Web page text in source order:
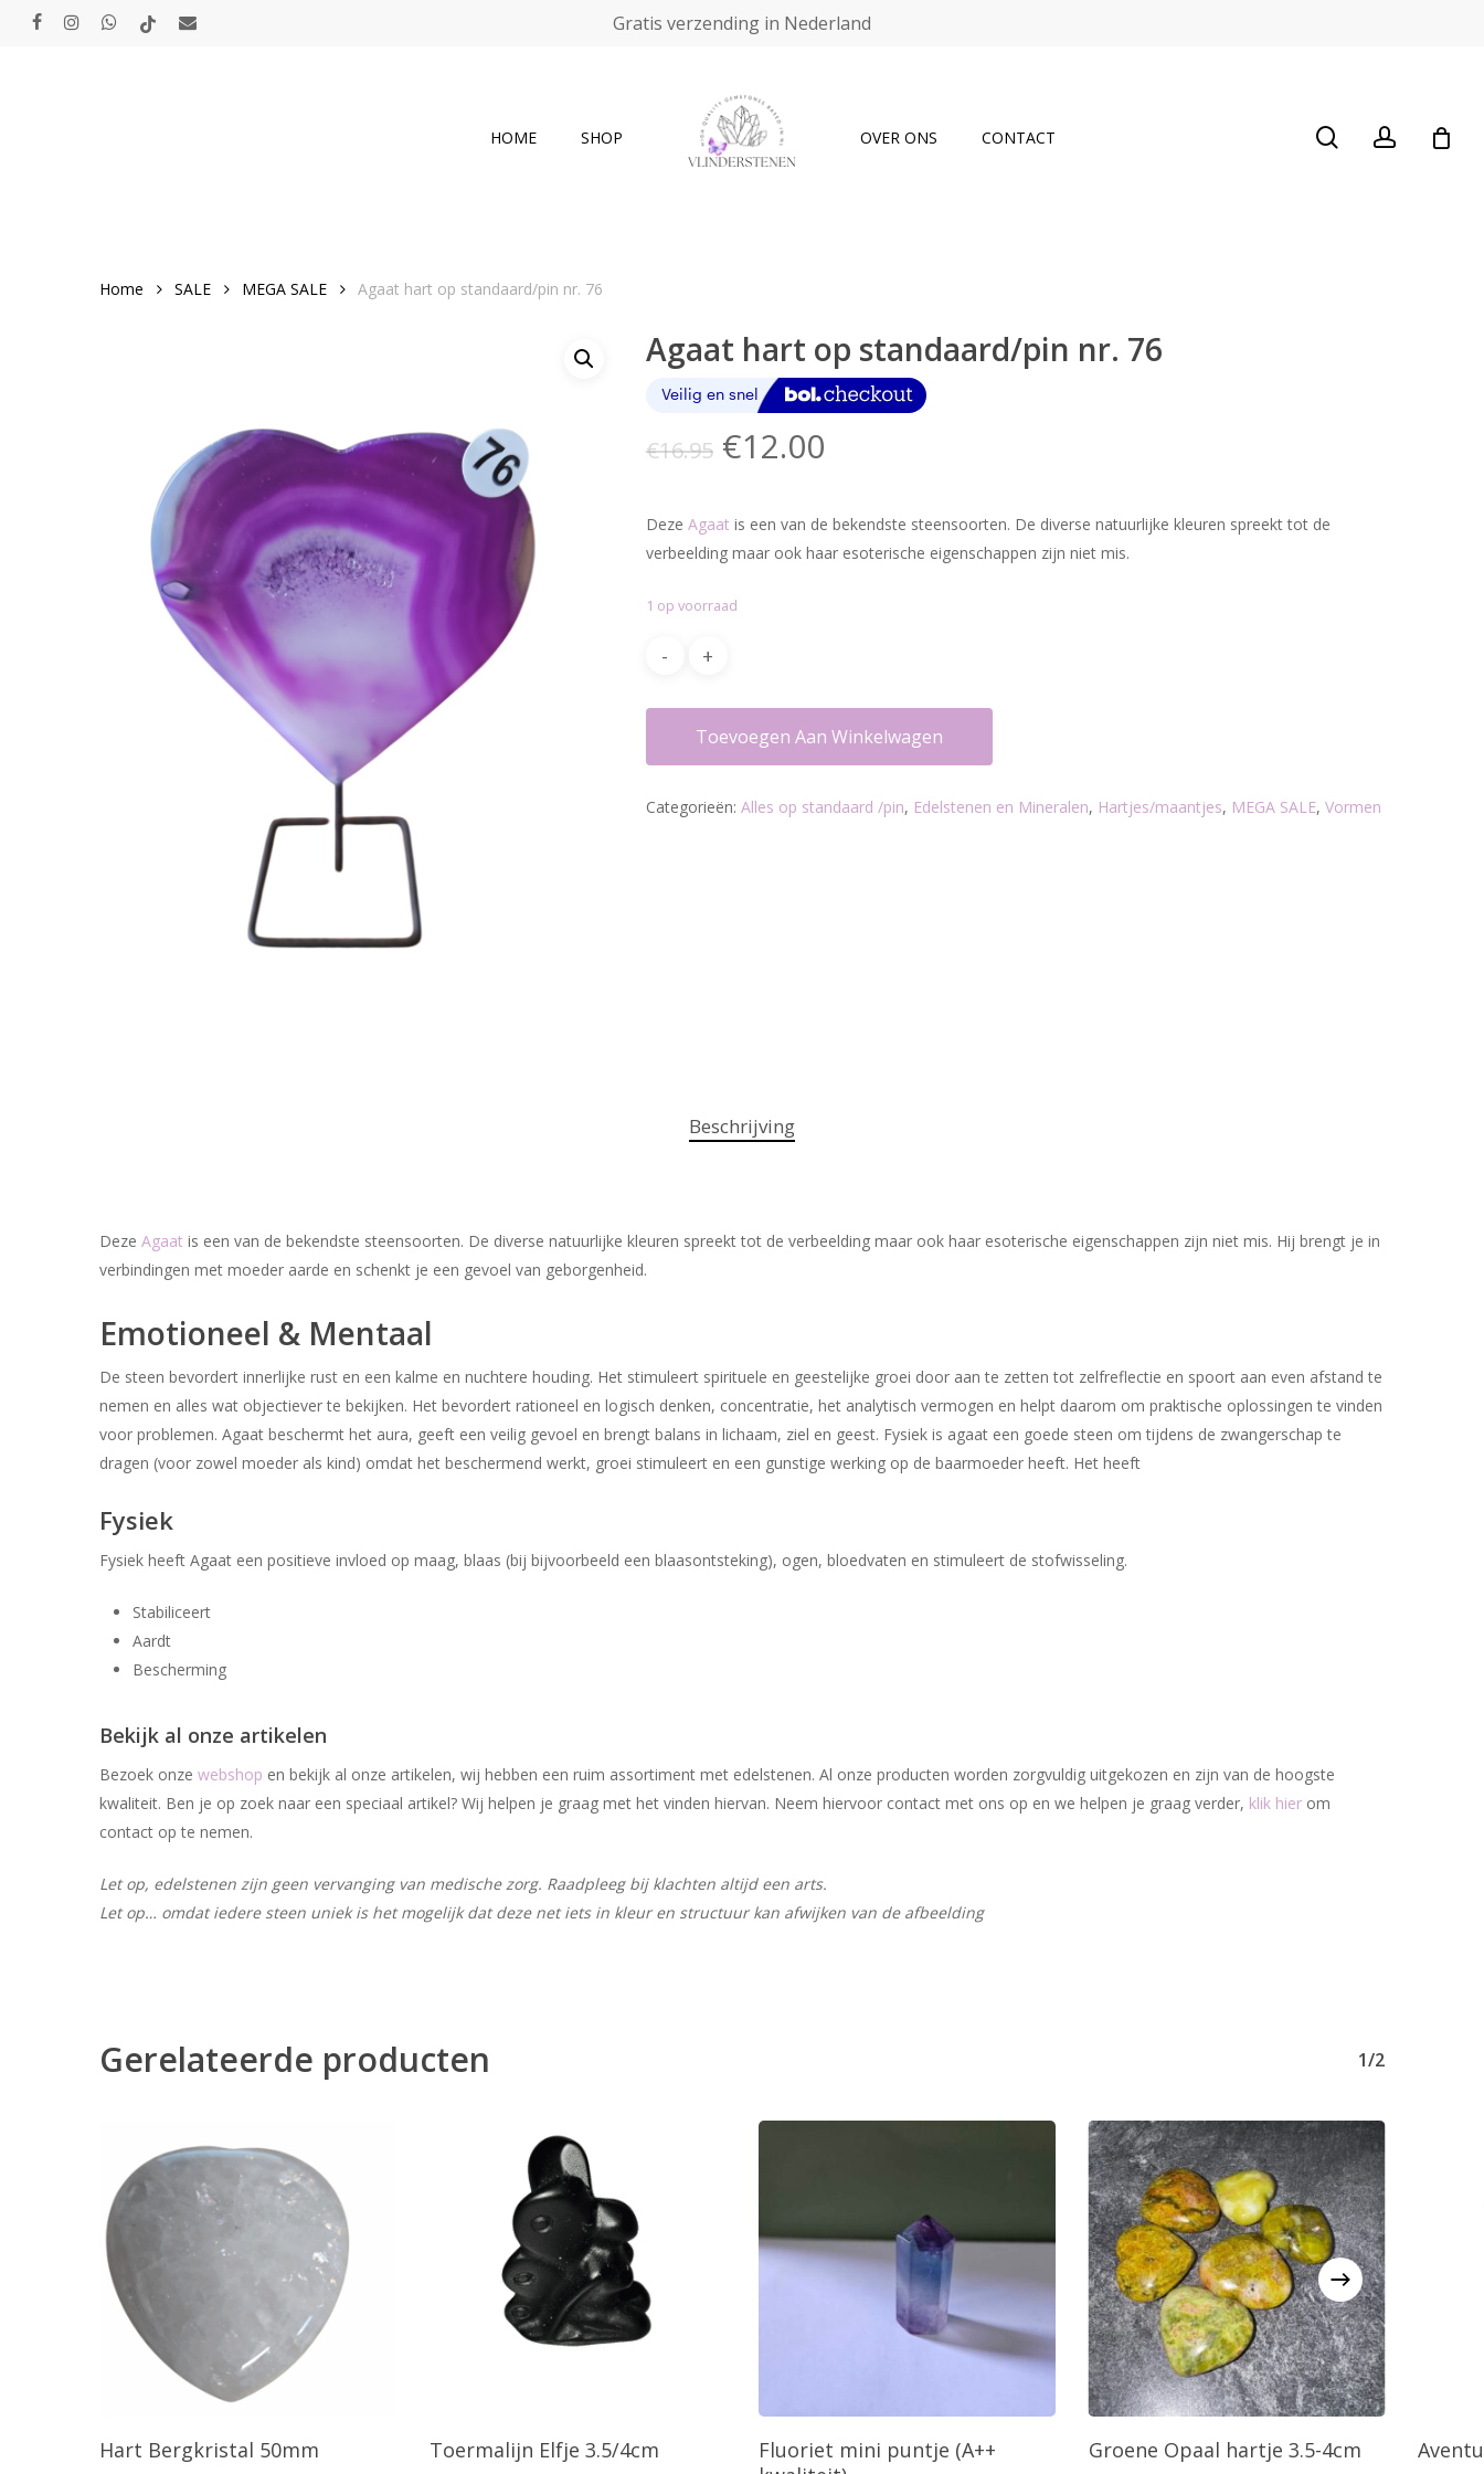
facebookinstagramwhatsapp
tiktok email Gratis verzending in Nederland
Hit enter to search or ESC to close
HOME SHOP OVER ONS CONTACT searchaccount
Home SALE MEGA SALE Agaat hart op standaard/pin nr. 76
Agaat hart op standaard/pin nr. 76
€16.95 Oorspronkelijke
was:
€16.95.
€12.00Huidige
is:
€12.00.
Deze Agaat is een van de bekendste steensoorten. De diverse natuurlijke kleuren spreekt tot de
verbeelding maar ook haar esoterische eigenschappen zijn niet mis.
1 op voorraad
Toevoegen Aan Winkelwagen
Categorieën: Alles op standaard /pin, Edelstenen en Mineralen, Hartjes/maantjes, MEGA SALE, Vormen
Beschrijving
Deze Agaat is een van de bekendste steensoorten. De diverse natuurlijke kleuren spreekt tot de verbeelding maar ook haar esoterische eigenschappen zijn niet mis. Hij brengt je in
verbindingen met moeder aarde en schenkt je een gevoel van geborgenheid.
Emotioneel & Mentaal
De steen bevordert innerlijke rust en een kalme en nuchtere houding. Het stimuleert spirituele en geestelijke groei door aan te zetten tot zelfreflectie en spoort aan even afstand te
nemen en alles wat objectiever te bekijken. Het bevordert rationeel en logisch denken, concentratie, het analytisch vermogen en helpt daarom om praktische oplossingen te vinden
voor problemen. Agaat beschermt het aura, geeft een veilig gevoel en brengt balans in lichaam, ziel en geest. Fysiek is agaat een goede steen om tijdens de zwangerschap te
dragen (voor zowel moeder als kind) omdat het beschermend werkt, groei stimuleert en een gunstige werking op de baarmoeder heeft. Het heeft
Fysiek
Fysiek heeft Agaat een positieve invloed op maag, blaas (bij bijvoorbeeld een blaasontsteking), ogen, bloedvaten en stimuleert de stofwisseling.
Stabiliceert
Aardt
Bescherming
Bekijk al onze artikelen
Bezoek onze webshop en bekijk al onze artikelen, wij hebben een ruim assortiment met edelstenen. Al onze producten worden zorgvuldig uitgekozen en zijn van de hoogste
kwaliteit. Ben je op zoek naar een speciaal artikel? Wij helpen je graag met het vinden hiervan. Neem hiervoor contact met ons op en we helpen je graag verder, klik hier om
contact op te nemen.
Let op, edelstenen zijn geen vervanging van medische zorg. Raadpleeg bij klachten altijd een arts.
Let op… omdat iedere steen uniek is het mogelijk dat deze net iets in kleur en structuur kan afwijken van de afbeelding
Gerelateerde producten 1/2
Toevoegen Aan Winkelwagen
Hart Bergkristal 50mm
Toevoegen Aan Winkelwagen
Toermalijn Elfje 3.5/4cm
Toevoegen Aan Winkelwagen
Fluoriet mini puntje (A++
Toevoegen Aan Winkelwagen
Groene Opaal hartje 3.5-4cm